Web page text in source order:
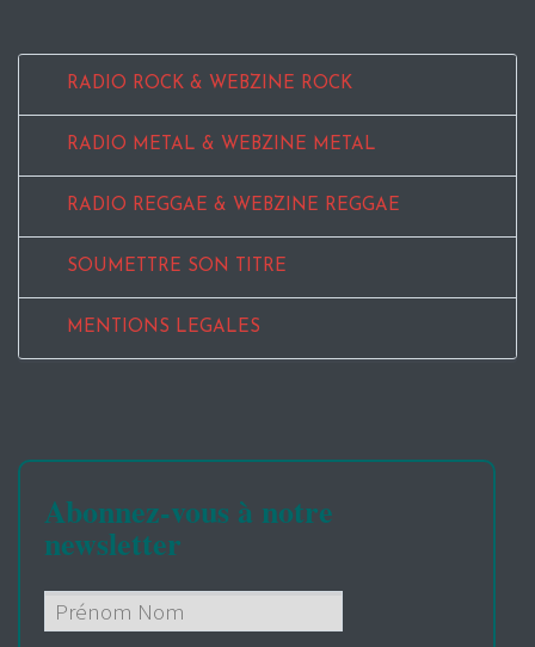
RADIO ROCK & WEBZINE ROCK
RADIO METAL & WEBZINE METAL
RADIO REGGAE & WEBZINE REGGAE
SOUMETTRE SON TITRE
MENTIONS LEGALES
Abonnez-vous à notre
newsletter